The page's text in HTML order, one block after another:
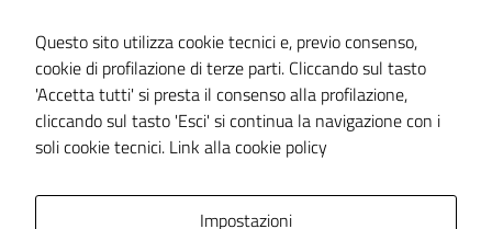
Cookie Policy
Note legali
Dichiarazione di accessibilità
Piano di miglioramento del sito
Questo sito utilizza cookie tecnici e, previo consenso,
cookie di profilazione di terze parti. Cliccando sul tasto
'Accetta tutti' si presta il consenso alla profilazione,
cliccando sul tasto 'Esci' si continua la navigazione con i
soli cookie tecnici. Link alla cookie policy
Impostazioni